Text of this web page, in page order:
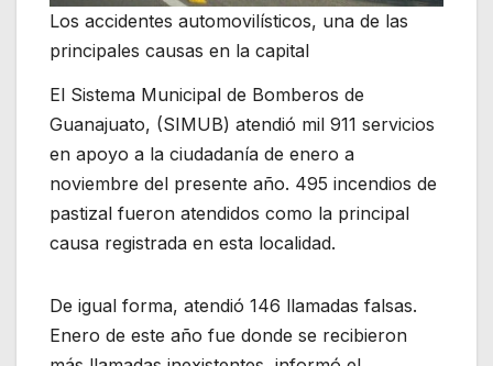
Los accidentes automovilísticos, una de las
principales causas en la capital
El Sistema Municipal de Bomberos de
Guanajuato, (SIMUB) atendió mil 911 servicios
en apoyo a la ciudadanía de enero a
noviembre del presente año. 495 incendios de
pastizal fueron atendidos como la principal
causa registrada en esta localidad.
De igual forma, atendió 146 llamadas falsas.
Enero de este año fue donde se recibieron